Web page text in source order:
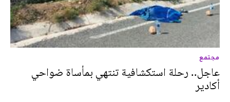
مجتمع
عاجل.. رحلة استكشافية تنتهي بمأساة ضواحي
أكادير